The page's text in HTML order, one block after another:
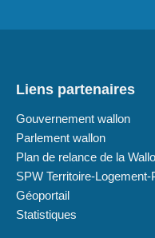
Liens partenaires
Gouvernement wallon
Parlement wallon
Plan de relance de la
SPW Territoire-
Géoportail
Statistiques